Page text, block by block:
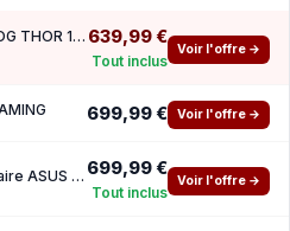
Asus ATX 1600W - - ROG THOR 1600T3 Gaming 639,99 €
Tout inclus
Voir l'offre →
699,99 € Voir l'offre →
Alimentation PC modulaire ASUS ROG Thor Platinum III ARGB 1600W 80 PLUS Platinum Black et 699,99 €
Tout inclus
Voir l'offre →